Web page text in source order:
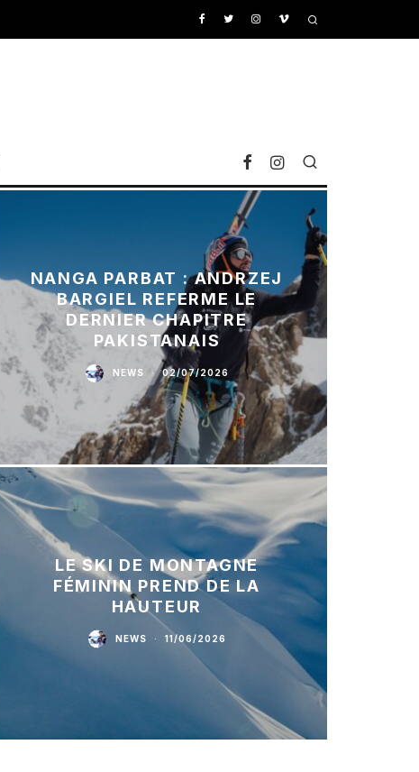
NANGA PARBAT : ANDRZEJ
BARGIEL REFERME LE
DERNIER CHAPITRE
PAKISTANAIS
NEWS · 02/07/2026
LE SKI DE MONTAGNE
FÉMININ PREND DE LA
HAUTEUR
NEWS · 11/06/2026